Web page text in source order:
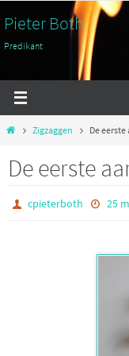
naar
de
Pieter Both
Predikant
HomeZigzaggen De
De eerste
cpieterboth 25